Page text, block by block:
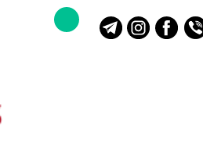
+375 44 737 43 74